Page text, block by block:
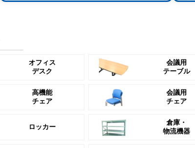
オフィス
デスク
会議用
テーブル
高機能
チェア
会議用
チェア
ロッカー
倉庫・
物流機器